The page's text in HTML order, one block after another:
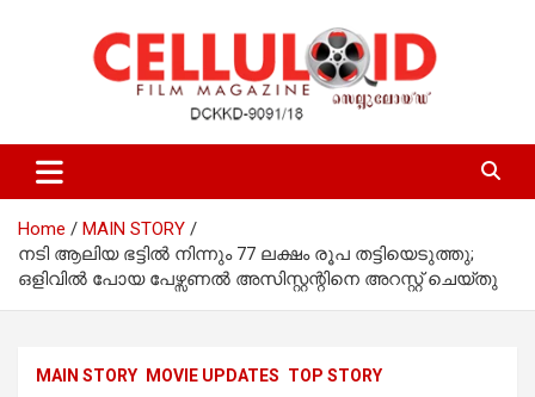
celluloid
Home
MAIN STORY
നടി ആലിയ ഭട്ടിൽ നിന്നും 77 ലക്ഷം രൂപ തട്ടിയെടുത്തു;
ഒളിവിൽ പോയ പേഴ്സണല്‍ അസിസ്റ്റന്റിനെ അറസ്റ്റ് ചെയ്തു
MAIN STORY MOVIE UPDATES TOP STORY